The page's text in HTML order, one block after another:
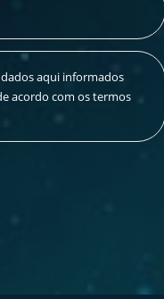
aqui informados
acordo com os termos